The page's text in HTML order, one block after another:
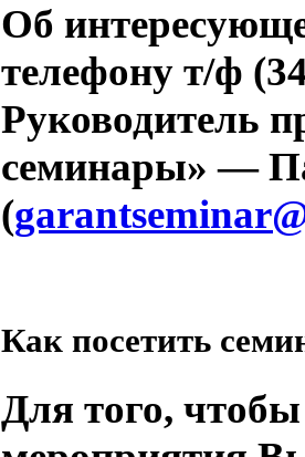
Об
телефону т/ф
Руководитель
семинары» —
(
Как посетить
Для того,